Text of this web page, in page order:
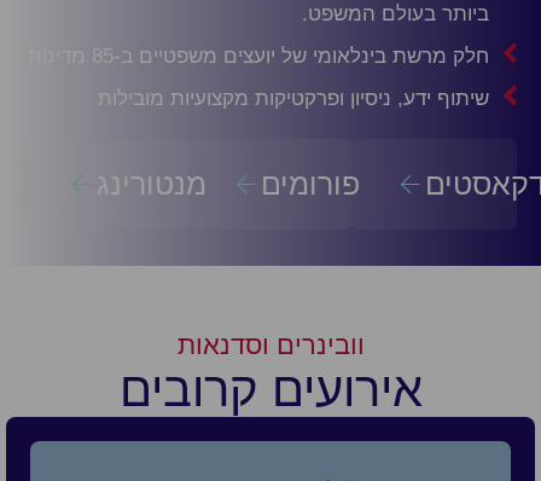
ביותר בעולם המשפט.
חלק מרשת בינלאומי של יועצים משפטיים ב-85 מדינות
שיתוף ידע, ניסיון ופרקטיקות מקצועיות מובילות
פורומים מנטורינג
וובינרים וסדנאות
אירועים קרובים